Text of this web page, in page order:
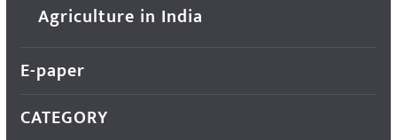
Agriculture in India
E-paper
CATEGORY